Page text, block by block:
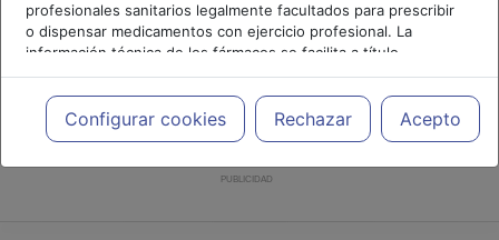
profesionales sanitarios legalmente facultados para prescribir
o dispensar medicamentos con ejercicio profesional. La
información técnica de los fármacos se facilita a título
meramente informativo, siendo responsabilidad de los
profesionales facultados prescribir medicamentos y decidir, en
cada caso concreto, el tratamiento más adecuado a las
necesidades del paciente.
Configurar cookies Rechazar Acepto
PUBLICIDAD